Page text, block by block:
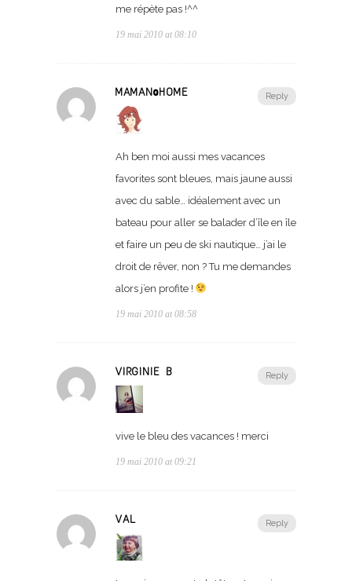
me répète pas !^^
19 mai 2010 at 08:10
Reply
MAMAN@HOME
Ah ben moi aussi mes vacances
favorites sont bleues, mais jaune aussi
avec du sable… idéalement avec un
bateau pour aller se balader d’île en île
et faire un peu de ski nautique… j’ai le
droit de rêver, non ? Tu me demandes
alors j’en profite !
19 mai 2010 at 08:58
Reply
VIRGINIE B
vive le bleu des vacances ! merci
19 mai 2010 at 09:21
Reply
VAL